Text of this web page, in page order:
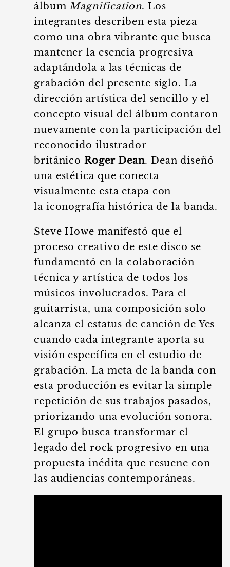
álbum Magnification. Los
integrantes describen esta pieza
como una obra vibrante que busca
mantener la esencia progresiva
adaptándola a las técnicas de
grabación del presente siglo. La
dirección artística del sencillo y el
concepto visual del álbum contaron
nuevamente con la participación del
reconocido ilustrador
británicoRoger Dean. Dean diseñó
una estética que conecta
visualmente esta etapa con
la iconografía histórica de la banda.
Steve Howe manifestó que el
proceso creativo de este disco se
fundamentó en la colaboración
técnica y artística de todos los
músicos involucrados. Para el
guitarrista, una composición solo
alcanza el estatus de canción de Yes
cuando cada integrante aporta su
visión específica en el estudio de
grabación. La meta de la banda con
esta producción es evitar la simple
repetición de sus trabajos pasados,
priorizando una evolución sonora.
El grupo busca transformar el
legado del rock progresivo en una
propuesta inédita que resuene con
las audiencias contemporáneas.